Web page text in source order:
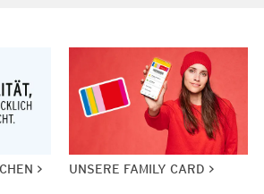
UNSERE FAMILY CARD